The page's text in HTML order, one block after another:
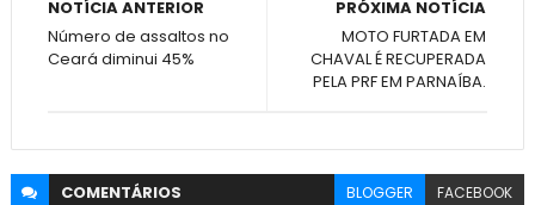
PRÓXIMA NOTÍCIA
MOTO FURTADA EM
CHAVAL É RECUPERADA
PELA PRF EM PARNAÍBA.
NOTÍCIA ANTERIOR
Número de assaltos no
Ceará diminui 45%
COMENTÁRIOS BLOGGER FACEBOOK